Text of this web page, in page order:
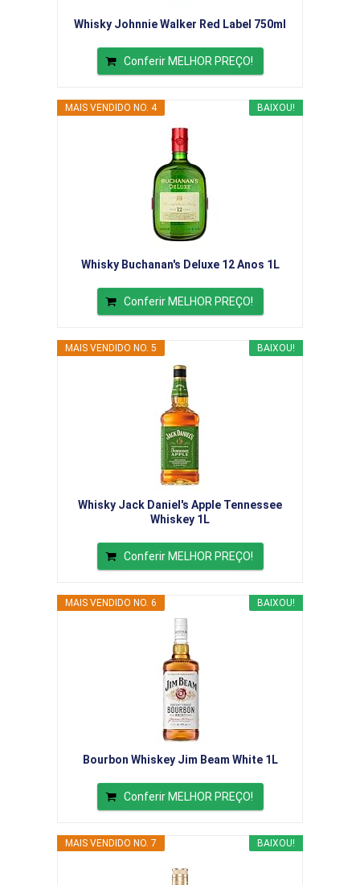
Whisky Johnnie Walker Red Label 750ml
Conferir MELHOR PREÇO!
BAIXOU!
MAIS VENDIDO NO. 4
Whisky Buchanan's Deluxe 12 Anos 1L
Conferir MELHOR PREÇO!
BAIXOU!
MAIS VENDIDO NO. 5
Whisky Jack Daniel's Apple Tennessee
Whiskey 1L
Conferir MELHOR PREÇO!
BAIXOU!
MAIS VENDIDO NO. 6
Bourbon Whiskey Jim Beam White 1L
Conferir MELHOR PREÇO!
BAIXOU!
MAIS VENDIDO NO. 7